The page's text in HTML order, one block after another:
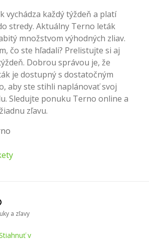
vychádza každý týždeň a platí
stredy. Aktuálny Terno leták
množstvom výhodných zliav.
čo ste hľadali? Prelistujte si aj
Dobrou správou je, že
je dostupný s dostatočným
aby ste stihli naplánovať svoj
Sledujte ponuku Terno online a
zľavu.
a zľavy
v